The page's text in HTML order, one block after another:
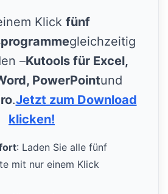
Klick fünf
gleichzeitig
–Kutools für Excel,
PowerPointund
.Jetzt zum Download
klicken!
: Laden Sie alle fünf
mit nur einem Klick